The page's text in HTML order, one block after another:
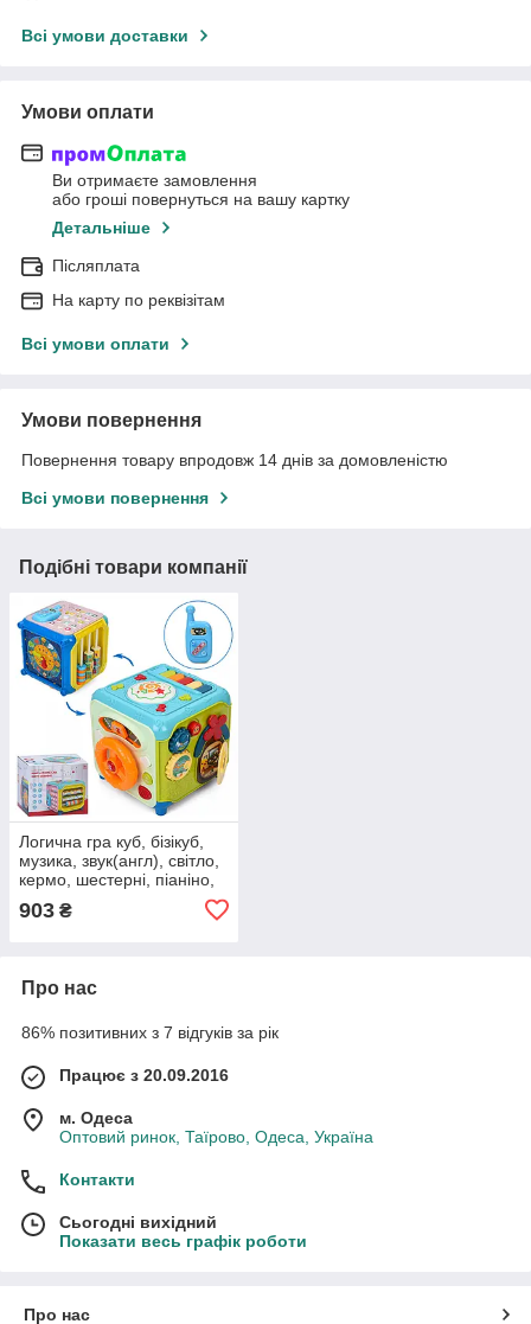
Всі умови доставки
Умови оплати
Ви отримаєте замовлення
або гроші повернуться на вашу картку
Детальніше
Післяплата
На карту по реквізітам
Всі умови оплати
Умови повернення
Повернення товару впродовж 14 днів за домовленістю
Всі умови повернення
Подібні товари компанії
Логична гра куб, бізікуб,
музика, звук(англ), світло,
кермо, шестерні, піаніно,
телефон, рухливі деталі
903 ₴
Про нас
86% позитивних з 7 відгуків за рік
Працює з 20.09.2016
м. Одеса
Оптовий ринок, Таїрово, Одеса, Україна
Контакти
Сьогодні вихідний
Показати весь графік роботи
Про нас